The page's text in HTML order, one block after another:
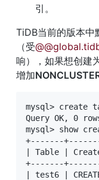
引。
TiDB当前的版本中
（受
响），如果想创建
增加
mysql> create
Query OK, 0
mysql> show
+-------
| Table |
+-------
| test6 |